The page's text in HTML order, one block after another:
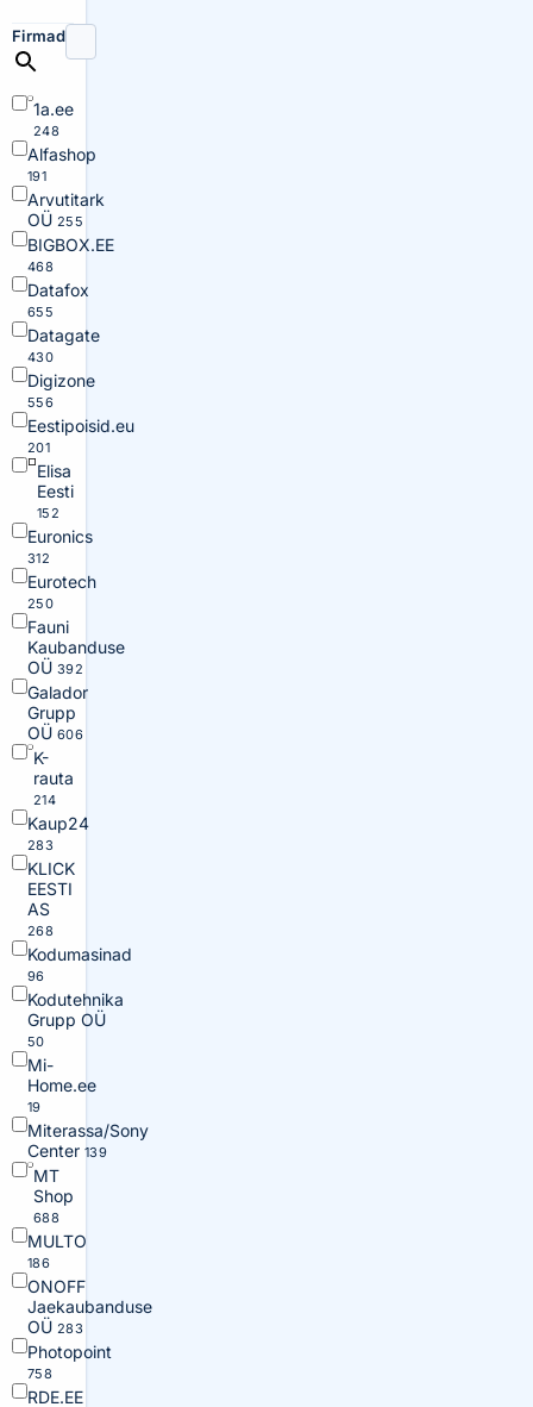
Firmad
1a.ee
248
Alfashop
191
Arvutitark
OÜ 255
BIGBOX.EE
468
Datafox
655
Datagate
430
Digizone
556
Eestipoisid.eu
201
Elisa
Eesti
152
Euronics
312
Eurotech
250
Fauni
Kaubanduse
OÜ 392
Galador
Grupp
OÜ 606
K-
rauta
214
Kaup24
283
KLICK
EESTI
AS
268
Kodumasinad
96
Kodutehnika
Grupp OÜ
50
Mi-
Home.ee
19
Miterassa/Sony
Center 139
MT
Shop
688
MULTO
186
ONOFF
Jaekaubanduse
OÜ 283
Photopoint
758
RDE.EE